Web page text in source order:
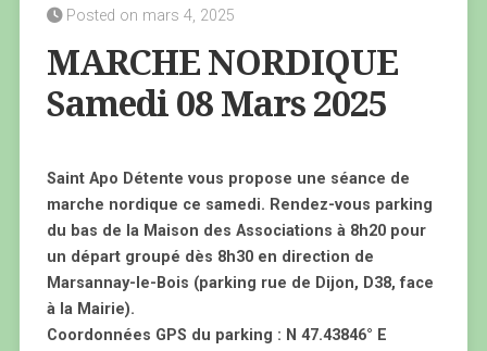
Posted on mars 4, 2025
MARCHE NORDIQUE
Samedi 08 Mars 2025
Saint Apo Détente vous propose une séance de
marche nordique ce samedi. Rendez-vous parking
du bas de la Maison des Associations à 8h20 pour
un départ groupé dès 8h30 en direction de
Marsannay-le-Bois (parking rue de Dijon, D38, face
à la Mairie).
Coordonnées GPS du parking : N 47.43846° E